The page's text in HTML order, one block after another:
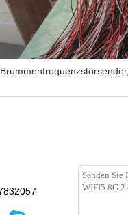
Brummenfrequenzstörsender,